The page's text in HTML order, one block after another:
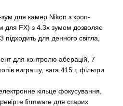
для камер Nikon з кроп-
для FX) з 4.3x зумом дозволяє
для денного світла,
для контролю аберацій, 7
виграшу, вага 415 г, фільтри
кільце фокусування,
firmware для старих